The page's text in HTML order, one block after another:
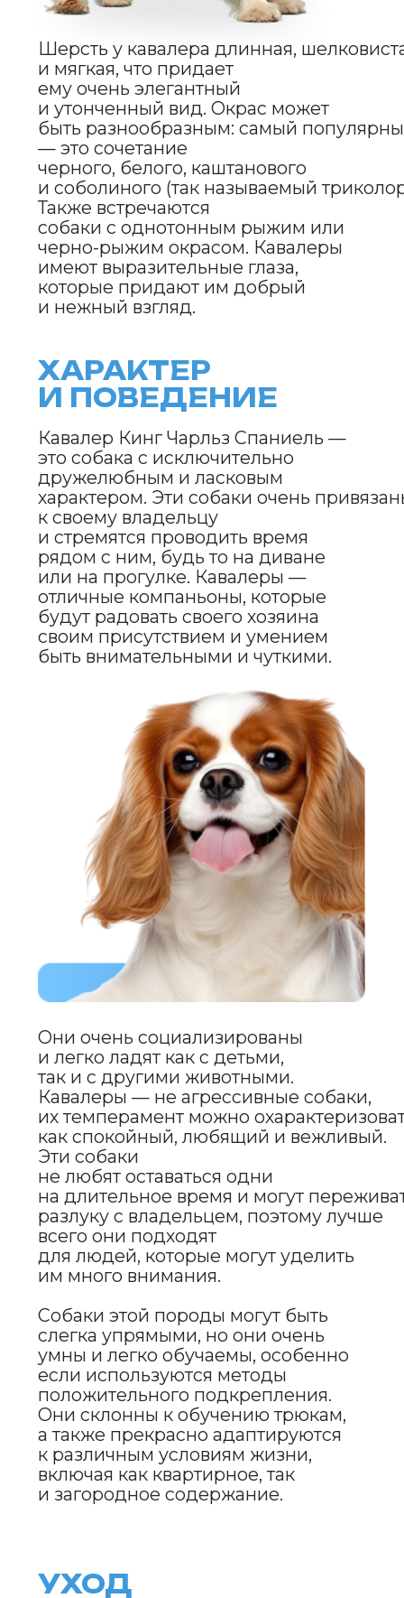
Собаки этой породы могут быть
если используются методы
положительного подкрепления.
Они склонны к обучению трюкам,
а также прекрасно адаптируются
к различным условиям жизни,
включая как квартирное, так
и загородное содержание.
Уход за кавалером требует
внимания к шерсти. Она длинная
и нуждается в регулярном
вычесывании, чтобы предотвратить
а в период линьки — чаще. Купание
необходимо по мере загрязнения шерсти,
но не слишком часто, чтобы
не нарушить естественную защиту
Эти собаки довольно активные
и любят прогулки на свежем воздухе.
Несмотря на свою маленькую
величину, кавалеры могут проявлять
удивительную выносливость
и наслаждаться активными играми
и занятиями с владельцем. Однако
важно не перегружать их физически,
так как они склонны к ожирению,
если не следить за их рационом.
Кавалеры также могут быть
склонны к ряду заболеваний,
характерных для породы, таких
как проблемы с сердечно-
сосудистой системой (например,
митральная регургитация)
или заболевания глаз. Поэтому
регулярные визиты к ветеринару
физической формы очень важны
для их здоровья.
УХОД
И СОДЕРЖАНИЕ
ERID: 2VtzqwqYoDE
ПОДРОБНЕЕ
МЯГКИЙ
ШАМПУНЬ
ДЛЯ СОБАК
И КОШЕК
TENDER
TOUCH
ПОРОДЫ